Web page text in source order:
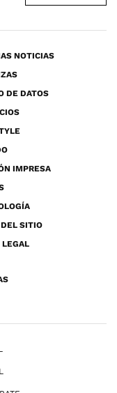
NOTICIAS
DE DATOS
IMPRESA
SITIO
LEGAL